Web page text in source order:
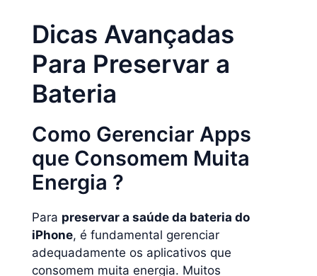
Dicas Avançadas
Para Preservar a
Bateria
Como Gerenciar Apps
que Consomem Muita
Energia ?
Para preservar a saúde da bateria do
iPhone, é fundamental gerenciar
adequadamente os aplicativos que
consomem muita energia. Muitos